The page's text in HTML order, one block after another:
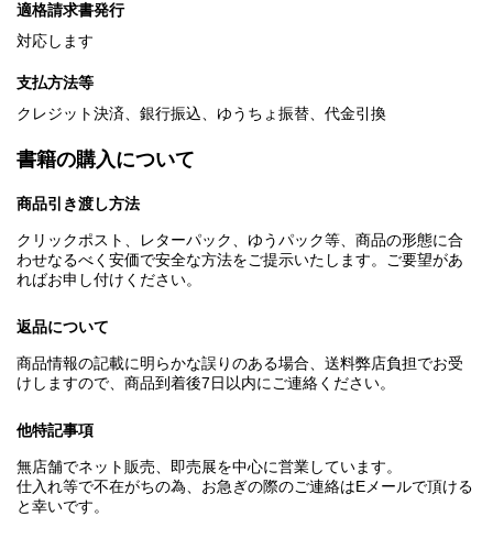
適格請求書発行
対応します
支払方法等
クレジット決済、銀行振込、ゆうちょ振替、代金引換
書籍の購入について
商品引き渡し方法
クリックポスト、レターパック、ゆうパック等、商品の形態に合
わせなるべく安価で安全な方法をご提示いたします。ご要望があ
ればお申し付けください。
返品について
商品情報の記載に明らかな誤りのある場合、送料弊店負担でお受
けしますので、商品到着後7日以内にご連絡ください。
他特記事項
無店舗でネット販売、即売展を中心に営業しています。
仕入れ等で不在がちの為、お急ぎの際のご連絡はEメールで頂ける
と幸いです。